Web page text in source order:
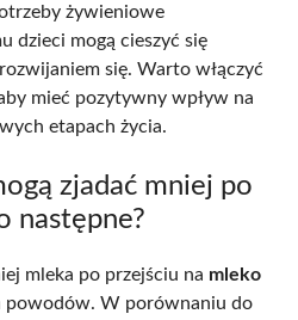
żywieniowe
dzieci mogą cieszyć się
się. Warto włączyć
mieć pozytywny wpływ na
etapach życia.
zjadać mniej po
następne?
mleka po przejściu na mleko
powodów. W porównaniu do